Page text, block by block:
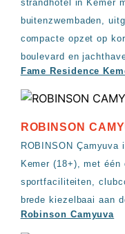
strandhotel in Kemer
buitenzwembaden,
compacte opzet op
boulevard en
Fame Residence
ROBINSON
ROBINSON
Kemer (18+), met één
sportfaciliteiten,
brede kiezelbaai aan
Robinson Camyuva